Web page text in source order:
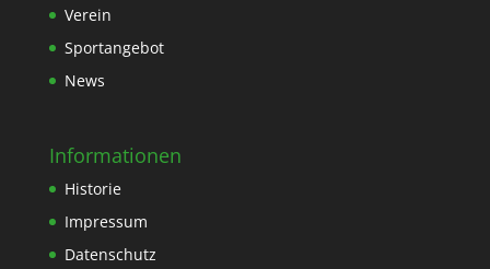
Verein
Sportangebot
News
Informationen
Historie
Impressum
Datenschutz